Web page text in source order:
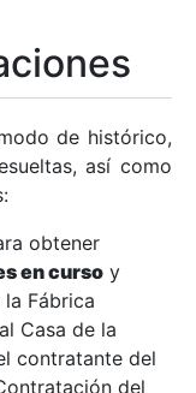
de histórico,
así como
obtener
en curso y
Fábrica
Casa de la
contratante del
del